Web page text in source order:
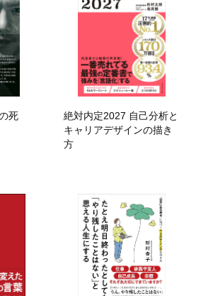
死
絶対内定2027 自己分析と
キャリアデザインの描き
方